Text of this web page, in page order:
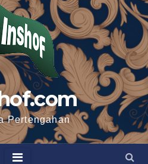
Pertengahan